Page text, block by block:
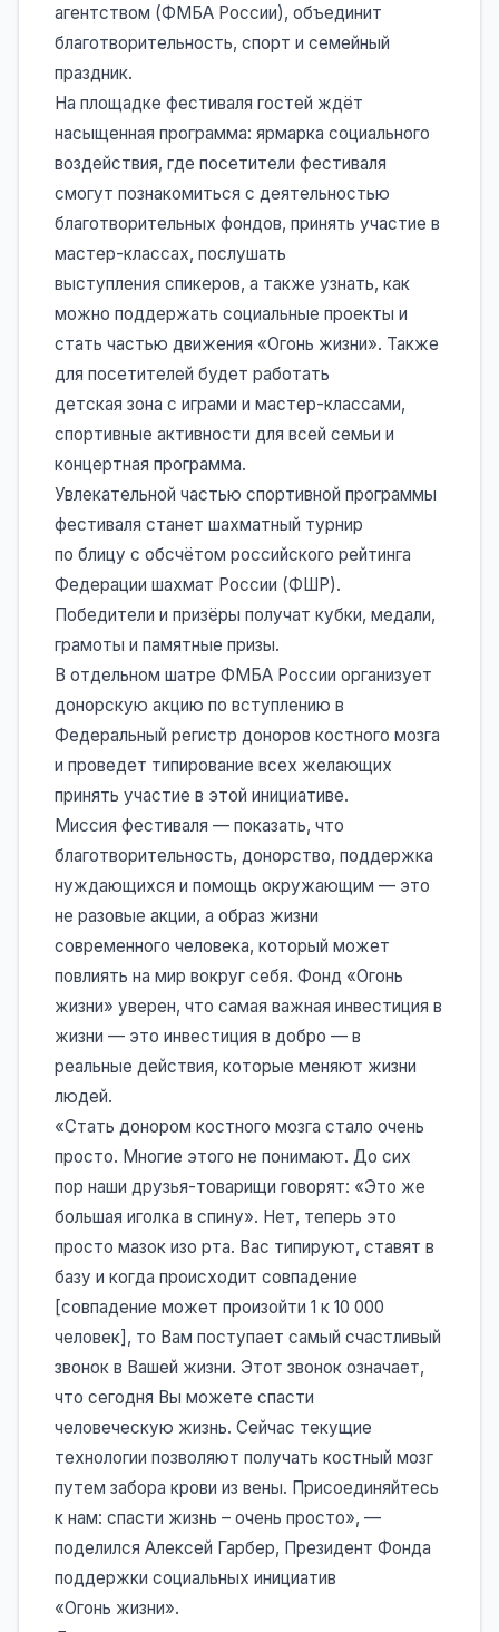
агентством (ФМБА России), объединит
благотворительность, спорт и семейный
праздник.
На площадке фестиваля гостей ждёт
насыщенная программа: ярмарка социального
воздействия, где посетители фестиваля
смогут познакомиться с деятельностью
благотворительных фондов, принять участие в
мастер-классах, послушать
выступления спикеров, а также узнать, как
можно поддержать социальные проекты и
стать частью движения «Огонь жизни». Также
для посетителей будет работать
детская зона с играми и мастер-классами,
спортивные активности для всей семьи и
концертная программа.
Увлекательной частью спортивной программы
фестиваля станет шахматный турнир
по блицу с обсчётом российского рейтинга
Федерации шахмат России (ФШР).
Победители и призёры получат кубки, медали,
грамоты и памятные призы.
В отдельном шатре ФМБА России организует
донорскую акцию по вступлению в
Федеральный регистр доноров костного мозга
и проведет типирование всех желающих
принять участие в этой инициативе.
Миссия фестиваля — показать, что
благотворительность, донорство, поддержка
нуждающихся и помощь окружающим — это
не разовые акции, а образ жизни
современного человека, который может
повлиять на мир вокруг себя. Фонд «Огонь
жизни» уверен, что самая важная инвестиция в
жизни — это инвестиция в добро — в
реальные действия, которые меняют жизни
людей.
«Стать донором костного мозга стало очень
просто. Многие этого не понимают. До сих
пор наши друзья-товарищи говорят: «Это же
большая иголка в спину». Нет, теперь это
просто мазок изо рта. Вас типируют, ставят в
базу и когда происходит совпадение
[совпадение может произойти 1 к 10 000
человек], то Вам поступает самый счастливый
звонок в Вашей жизни. Этот звонок означает,
что сегодня Вы можете спасти
человеческую жизнь. Сейчас текущие
технологии позволяют получать костный мозг
путем забора крови из вены. Присоединяйтесь
к нам: спасти жизнь – очень просто», —
поделился Алексей Гарбер, Президент Фонда
поддержки социальных инициатив
«Огонь жизни».